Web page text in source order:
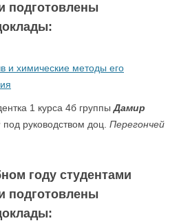
подготовлены
и химические методы его
1 курса 4б группыДамир
под руководством доц. Перегончей
году студентами
подготовлены